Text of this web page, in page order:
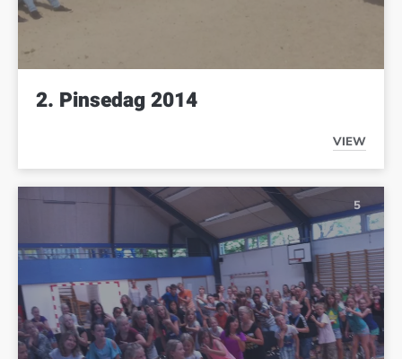
2. Pinsedag 2014
VIEW
2.
5